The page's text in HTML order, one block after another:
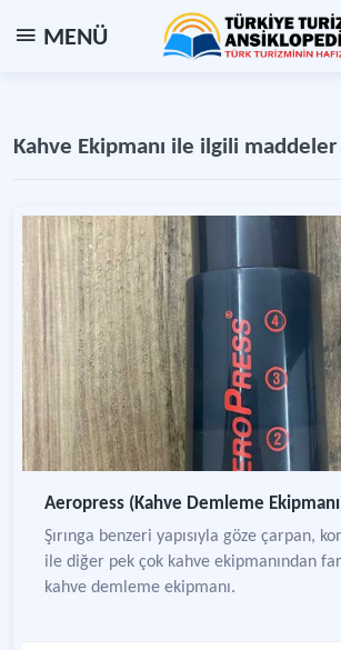
MENÜ
Kahve Ekipmanı ile ilgili maddeler
Aeropress (Kahve Demleme
Şırınga benzeri yapısıyla göze çarpan,
ile diğer pek çok kahve ekipmanından
kahve demleme ekipmanı.